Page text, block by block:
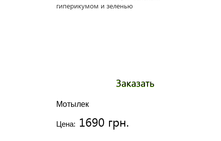
Мотылек
Цена: 1690 грн.
Заказать